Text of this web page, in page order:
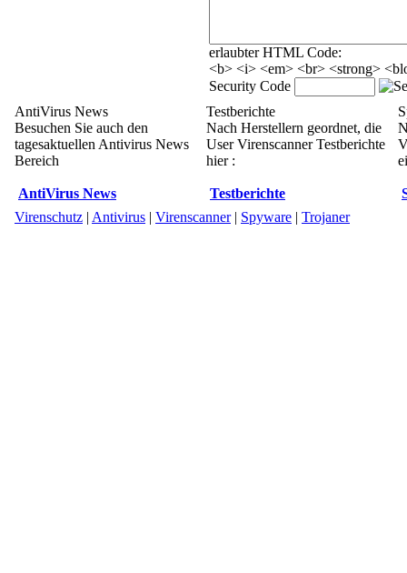
erlaubter HTML Code:
<b> <i> <em> <br> <strong>
Security Code
AntiVirus News
Besuchen Sie auch den
tagesaktuellen Antivirus News
Bereich
AntiVirus News
Testberichte
Nach Herstellern geordnet, die
User Virenscanner Testberichte
hier :
Testberichte
Virenschutz | Antivirus | Virenscanner| Spyware | Trojaner